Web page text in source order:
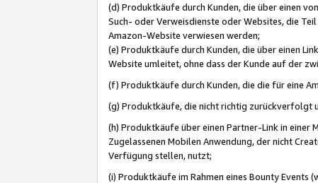
(d) Produktkäufe durch Kunden, die über einen
Such- oder Verweisdienste oder Websites, die Teil
Amazon-Website verwiesen werden;
(e) Produktkäufe durch Kunden, die über einen
Website umleitet, ohne dass der Kunde auf der
(f) Produktkäufe durch Kunden, die die für eine
(g) Produktkäufe, die nicht richtig zurückverfolgt
(h) Produktkäufe über einen Partner-Link in einer
Zugelassenen Mobilen Anwendung, der nicht
Verfügung stellen, nutzt;
(i) Produktkäufe im Rahmen eines Bounty